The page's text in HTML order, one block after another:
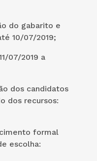
do gabarito e
10/07/2019;
07/2019 a
dos candidatos
dos recursos:
formal
escolha: